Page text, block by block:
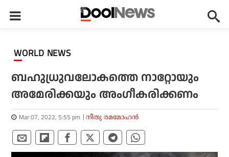
WORLD NEWS
ബഹുധ്രുവലോകത്തെ നാറ്റോയും
അമേരിക്കയും അംഗീകരിക്കണം
Mar 07, 2022, 5:55 pm നീതു രമമോഹന്‍